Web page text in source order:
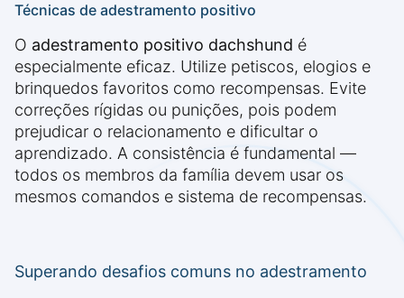
Técnicas de adestramento positivo
O adestramento positivo dachshund é
especialmente eficaz. Utilize petiscos, elogios e
brinquedos favoritos como recompensas. Evite
correções rígidas ou punições, pois podem
prejudicar o relacionamento e dificultar o
aprendizado. A consistência é fundamental —
todos os membros da família devem usar os
mesmos comandos e sistema de recompensas.
Superando desafios comuns no adestramento